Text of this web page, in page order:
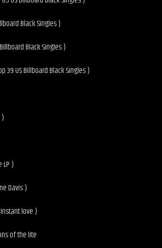
Black Singles )
Black Singles )
39 US Billboard Black Singles )
)
)
Davis )
love )
of the lite